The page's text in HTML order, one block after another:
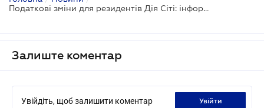
Податкові зміни для резидентів Дія Сіті: інформаційний лист ДПС № 1/2025
Залиште коментар
Увійдіть, щоб залишити коментар увійти